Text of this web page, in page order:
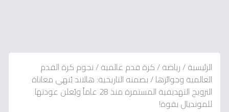
الرئيسية/رياضة/كرة قدم عالمية/نجوم كرة القدم
العالمية وجوائزها/بصمته التاريخية: هالاند يُنهي معاناة
النرويج التهديفية المستمرة منذ 28 عاماً ويُعلن عودتها
للمونديال بقوة!